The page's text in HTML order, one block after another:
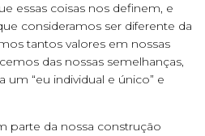
essas coisas nos definem, e
consideramos ser diferente da
tantos valores em nossas
das nossas semelhanças,
“eu individual e único” e
parte da nossa construção